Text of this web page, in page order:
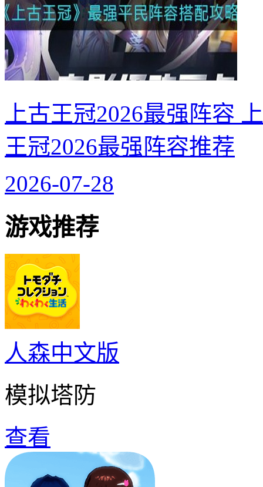
上古王冠2026最强阵容
王冠2026最强阵容推荐
2026-07-28
游戏推荐
人森中文版
模拟塔防
查看